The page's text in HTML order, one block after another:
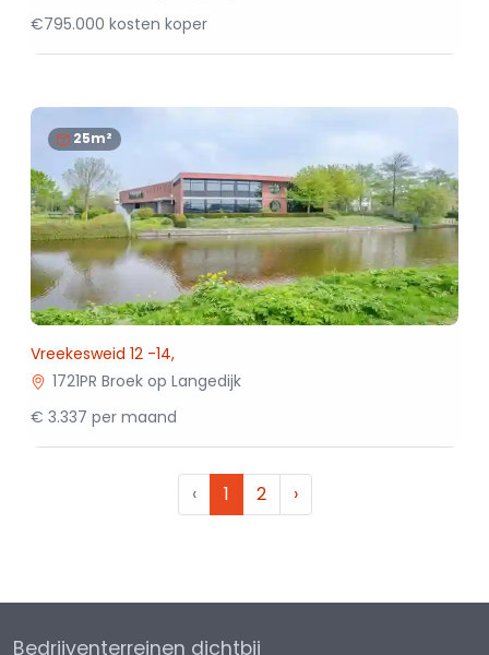
€795.000 kosten koper
25m²
Vreekesweid 12 -14,
1721PR Broek op Langedijk
€ 3.337 per maand
‹ 1 2 ›
Bedrijventerreinen dichtbij